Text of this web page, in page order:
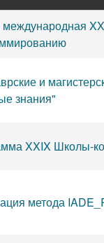
международная
и
знания"
XXIX Школы-
метода